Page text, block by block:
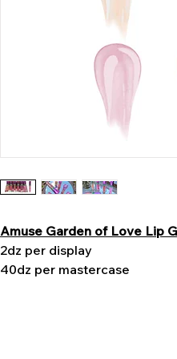
Amuse Garden of Love Lip
2dz per display
40dz per mastercase